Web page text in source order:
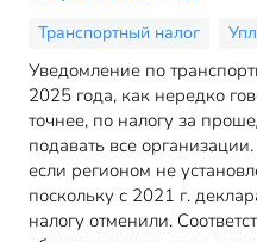
Транспортный налог
Уведомление по
2025 года, как нередко
точнее, по налогу за
подавать все
если регионом не
поскольку с 2021 г.
налогу отменили.